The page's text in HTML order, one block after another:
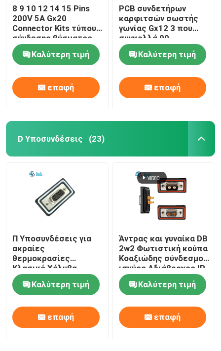
8 9 10 12 14 15 Pins
200V 5A Gx20
Connector Kits τύπου
σύνδεσης βύσματος
και υποδοχής
Καλύτερη τιμή
επαφή
PCB συνδετήρων
καρφιτσών σωστής
γωνίας Gx12 3 που
συγκολλά 90
καρφίτσες 3A 200V
βαθμούΚαλύτερη τιμή
επαφή
D Υποσυνδέσεις (23)
Π Υποσυνδέσεις για
ακραίες
θερμοκρασίες
Κλασικό Χάλυβα
Χάλυβα Χάλυβα
Χρυσαφένιο
Χρυσαφένιο Πινάκια
IP68 Αδιάβροχα -55°C
έως 125°C
Καλύτερη τιμή
επαφή
Άντρας και γυναίκα DB
2w2 Φωτιστική κούπα
Κοαξιώδης σύνδεσμος
ισχύος Αδιάβροχος IP
68
Καλύτερη τιμή
επαφή